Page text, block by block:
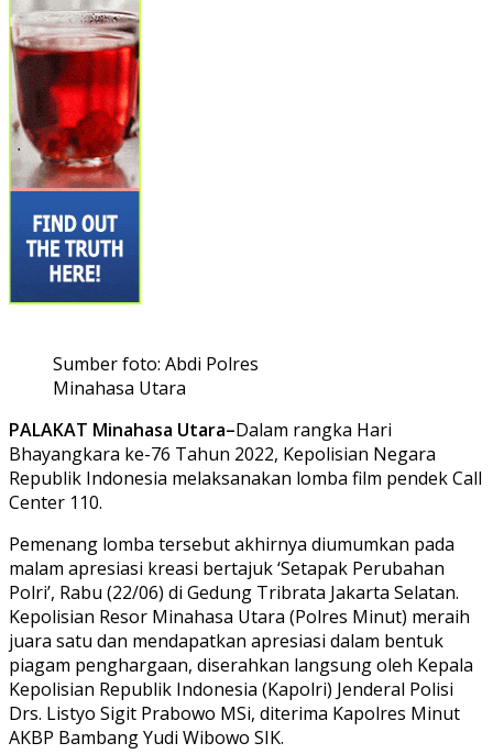
Sumber foto: Abdi Polres
Minahasa Utara
PALAKAT Minahasa Utara–Dalam rangka Hari
Bhayangkara ke-76 Tahun 2022, Kepolisian Negara
Republik Indonesia melaksanakan lomba film pendek Call
Center 110.
Pemenang lomba tersebut akhirnya diumumkan pada
malam apresiasi kreasi bertajuk ‘Setapak Perubahan
Polri’, Rabu (22/06) di Gedung Tribrata Jakarta Selatan.
Kepolisian Resor Minahasa Utara (Polres Minut) meraih
juara satu dan mendapatkan apresiasi dalam bentuk
piagam penghargaan, diserahkan langsung oleh Kepala
Kepolisian Republik Indonesia (Kapolri) Jenderal Polisi
Drs. Listyo Sigit Prabowo MSi, diterima Kapolres Minut
AKBP Bambang Yudi Wibowo SIK.